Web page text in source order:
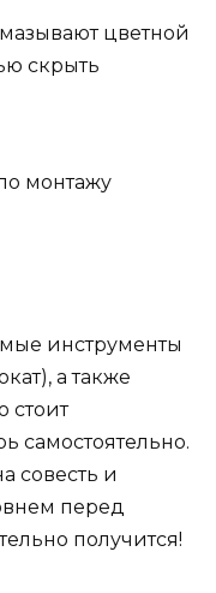
цветной
скрыть
монтажу
инструменты
а также
стоит
самостоятельно.
совесть и
перед
получится!